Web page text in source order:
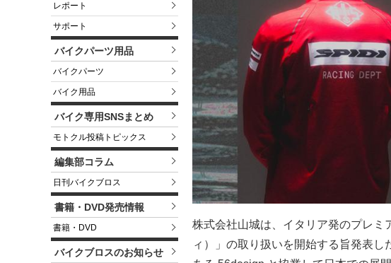
レポート
サポート
バイクパーツ用品
バイクパーツ
バイク用品
バイク専用SNSまとめ
モトクル投稿トピックス
編集部コラム
日刊バイクブロス
書籍・DVD発売情報
書籍・DVD
バイクブロスのお知らせ
株式会社山城は、イタリア発のプレ
ィ）」の取り扱いを開始する旨発表